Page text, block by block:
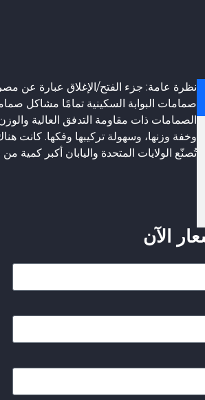
نظرة عامة: جزء الفتح/الإغلاق عبارة عن
صمامات البوابة السكينية تمامًا مشاكل
الصمامات ذات مقاومة التدفق العالية
وخفة وزنها، وسهولة تركيبها وفكها. كانت
تُصنّع الولايات المتحدة واليابان أكبر كمية
الآن